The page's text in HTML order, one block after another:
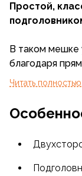
Простой,
В таком мешке
благодаря
периметру
одеяла.
спальника
Читать полностью